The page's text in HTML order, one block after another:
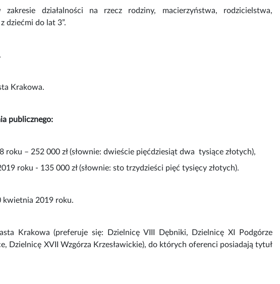
działalności na rzecz rodziny, macierzyństwa, rodzicielstwa,
dziećmi do lat 3”.
Krakowa.
publicznego:
– 252 000 zł (słownie: dwieście pięćdziesiąt dwa tysiące złotych),
roku - 135 000 zł (słownie: sto trzydzieści pięć tysięcy złotych).
kwietnia 2019 roku.
Krakowa (preferuje się: Dzielnicę VIII Dębniki, Dzielnicę XI Podgórze
Dzielnicę XVII Wzgórza Krzesławickie), do których oferenci posiadają tytuł